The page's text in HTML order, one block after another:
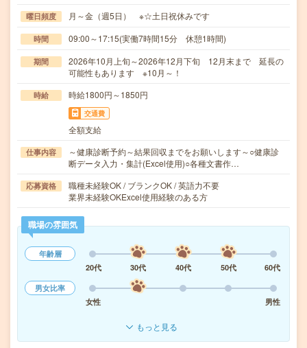
曜日頻度 月～金（週5日） ※☆土日祝休みです
時間 09:00～17:15(実働7時間15分 休憩1時間)
期間
2026年10月上旬～2026年12月下旬 12月末まで 延長の
可能性もあります ※10月～！
時給 時給1800円～1850円
交通費
全額支給
仕事内容
～健康診断予約～結果回収までをお願いします～○健康診
断データ入力・集計(Excel使用)○各種文書作…
応募資格
職種未経験OK / ブランクOK / 英語力不要
業界未経験OKExcel使用経験のある方
職場の雰囲気
年齢層
20代
30代 40代 50代
60代
男女比率
女性
男性
もっと見る